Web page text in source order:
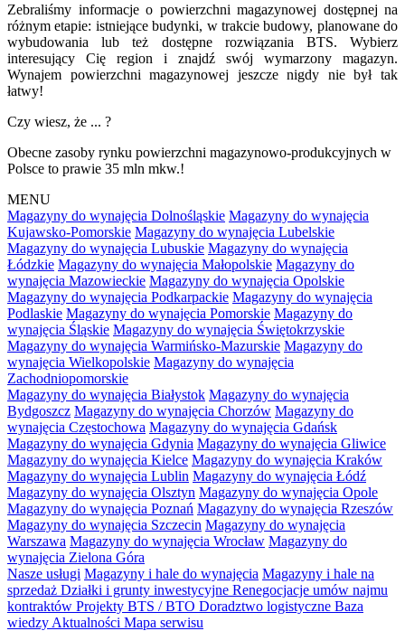
Zebraliśmy informacje o powierzchni magazynowej dostępnej na
różnym etapie: istniejące budynki, w trakcie budowy, planowane do
wybudowania lub też dostępne rozwiązania BTS. Wybierz
interesujący Cię region i znajdź swój wymarzony magazyn.
Wynajem powierzchni magazynowej jeszcze nigdy nie był tak
łatwy!
Czy wiesz, że ... ?
Obecne zasoby rynku powierzchni magazynowo-produkcyjnych w
Polsce to prawie 35 mln mkw.!
MENU
Magazyny do wynajęcia Dolnośląskie Magazyny do wynajęcia
Kujawsko-Pomorskie Magazyny do wynajęcia Lubelskie
Magazyny do wynajęcia Lubuskie Magazyny do wynajęcia
Łódzkie Magazyny do wynajęcia Małopolskie Magazyny do
wynajęcia Mazowieckie Magazyny do wynajęcia Opolskie
Magazyny do wynajęcia Podkarpackie Magazyny do wynajęcia
Podlaskie Magazyny do wynajęcia Pomorskie Magazyny do
wynajęcia Śląskie Magazyny do wynajęcia Świętokrzyskie
Magazyny do wynajęcia Warmińsko-Mazurskie Magazyny do
wynajęcia Wielkopolskie Magazyny do wynajęcia
Zachodniopomorskie
Magazyny do wynajęcia Białystok Magazyny do wynajęcia
Bydgoszcz Magazyny do wynajęcia Chorzów Magazyny do
wynajęcia Częstochowa Magazyny do wynajęcia Gdańsk
Magazyny do wynajęcia Gdynia Magazyny do wynajęcia Gliwice
Magazyny do wynajęcia Kielce Magazyny do wynajęcia Kraków
Magazyny do wynajęcia Lublin Magazyny do wynajęcia Łódź
Magazyny do wynajęcia Olsztyn Magazyny do wynajęcia Opole
Magazyny do wynajęcia Poznań Magazyny do wynajęcia Rzeszów
Magazyny do wynajęcia Szczecin Magazyny do wynajęcia
Warszawa Magazyny do wynajęcia Wrocław Magazyny do
wynajęcia Zielona Góra
Nasze usługi Magazyny i hale do wynajęcia Magazyny i hale na
sprzedaż Działki i grunty inwestycyjne Renegocjacje umów najmu
kontraktów Projekty BTS / BTO Doradztwo logistyczne Baza
wiedzy Aktualności Mapa serwisu